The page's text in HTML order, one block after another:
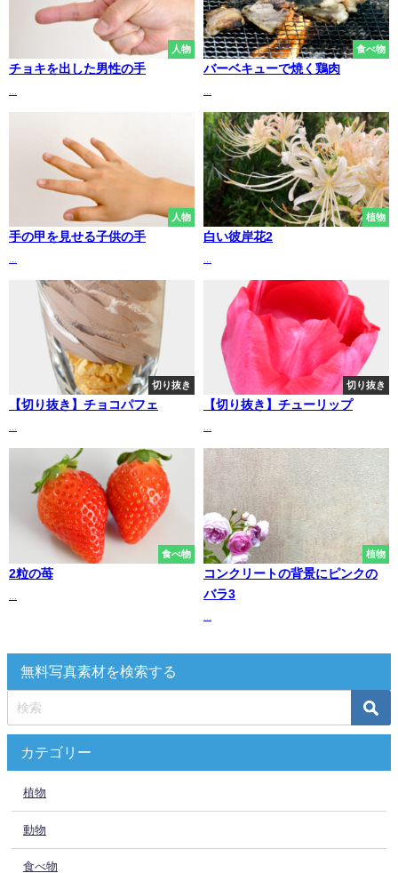
人物
チョキを出した男性の手
食べ物
バーベキューで焼く鶏肉
人物
手の甲を見せる子供の手
植物
白い彼岸花2
切り抜き
【切り抜き】チョコパフェ
切り抜き
【切り抜き】チューリップ
食べ物
2粒の苺
植物
コンクリートの背景にピンクの
バラ3
無料写真素材を検索する
カテゴリー
植物
動物
食べ物